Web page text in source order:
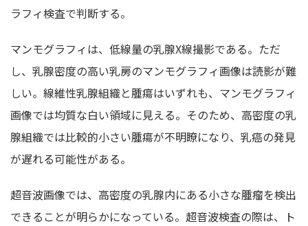
ラフィ検査で判断する。
マンモグラフィは、低線量の乳腺X線撮影である。ただ
し、乳腺密度の高い乳房のマンモグラフィ画像は読影が難
しい。線維性乳腺組織と腫瘍はいずれも、マンモグラフィ
画像では均質な白い領域に見える。そのため、高密度の乳
腺組織では比較的小さい腫瘍が不明瞭になり、乳癌の発見
が遅れる可能性がある。
超音波画像では、高密度の乳腺内にある小さな腫瘤を検出
できることが明らかになっている。超音波検査の際は、ト